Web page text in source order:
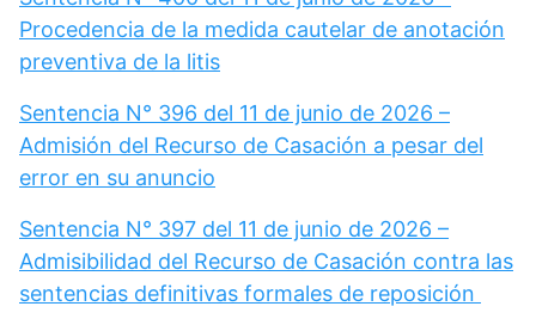
Procedencia de la medida cautelar de anotación
preventiva de la litis
Sentencia N° 396 del 11 de junio de 2026 –
Admisión del Recurso de Casación a pesar del
error en su anuncio
Sentencia N° 397 del 11 de junio de 2026 –
Admisibilidad del Recurso de Casación contra las
sentencias definitivas formales de reposición